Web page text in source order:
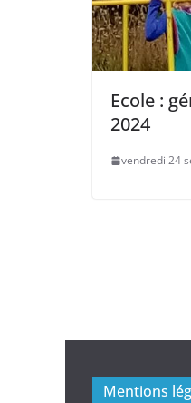
Ecole :
2024
vendredi 24
Mentions